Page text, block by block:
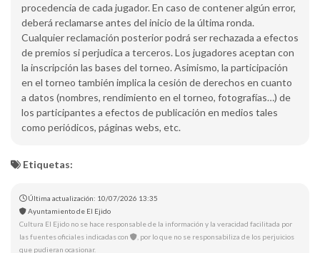
procedencia de cada jugador. En caso de contener algún error,
deberá reclamarse antes del inicio de la última ronda.
Cualquier reclamación posterior podrá ser rechazada a efectos
de premios si perjudica a terceros. Los jugadores aceptan con
la inscripción las bases del torneo. Asimismo, la participación
en el torneo también implica la cesión de derechos en cuanto
a datos (nombres, rendimiento en el torneo, fotografías…) de
los participantes a efectos de publicación en medios tales
como periódicos, páginas webs, etc.
Etiquetas:
Última actualización: 10/07/2026 13:35
Ayuntamiento de El Ejido
Cultura El Ejido no se hace responsable de la información y la veracidad facilitada por
las fuentes oficiales indicadas con
, por lo que no se responsabiliza de los perjuicios
que pudieran ocasionar.